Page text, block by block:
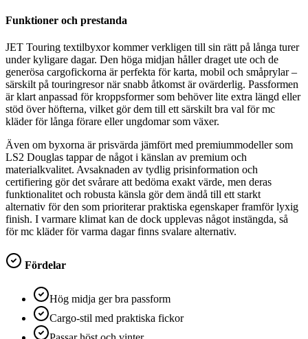
Funktioner och prestanda
JET Touring textilbyxor kommer verkligen till sin rätt på långa turer
under kyligare dagar. Den höga midjan håller draget ute och de
generösa cargofickorna är perfekta för karta, mobil och småprylar –
särskilt på touringresor när snabb åtkomst är ovärderlig. Passformen
är klart anpassad för kroppsformer som behöver lite extra längd eller
stöd över höfterna, vilket gör dem till ett särskilt bra val för mc
kläder för långa förare eller ungdomar som växer.
Även om byxorna är prisvärda jämfört med premiummodeller som
LS2 Douglas tappar de något i känslan av premium och
materialkvalitet. Avsaknaden av tydlig prisinformation och
certifiering gör det svårare att bedöma exakt värde, men deras
funktionalitet och robusta känsla gör dem ändå till ett starkt
alternativ för den som prioriterar praktiska egenskaper framför lyxig
finish. I varmare klimat kan de dock upplevas något instängda, så
för mc kläder för varma dagar finns svalare alternativ.
Fördelar
Hög midja ger bra passform
Cargo-stil med praktiska fickor